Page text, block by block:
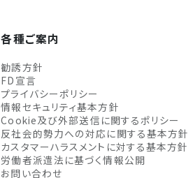
各種ご案内
勧誘方針
FD宣言
プライバシーポリシー
情報セキュリティ基本方針
Cookie及び外部送信に関するポリシー
反社会的勢力への対応に関する基本方針
カスタマーハラスメントに対する基本方針
労働者派遣法に基づく情報公開
お問い合わせ